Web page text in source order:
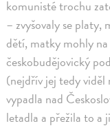
komunisté trochu
– zvyšovaly se platy,
dětí, matky mohly
českobudějovický
(nejdřív jej tedy viděl
vypadla nad
letadla a přežila to a